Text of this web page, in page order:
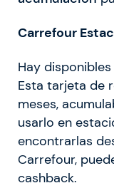
Carrefour
Hay
Esta tarjeta de
meses,
usarlo en
encontrarlas
Carrefour,
cashback.